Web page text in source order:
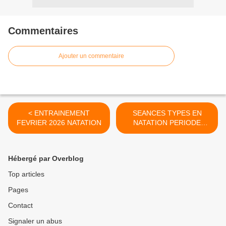
Commentaires
Ajouter un commentaire
< ENTRAINEMENT
FEVRIER 2026 NATATION
SEANCES TYPES EN
NATATION PERIODE
D’AVRIL 2026 >
Hébergé par Overblog
Top articles
Pages
Contact
Signaler un abus